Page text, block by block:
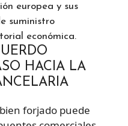
europea y sus
suministro
económica.
HACIA LA
forjado puede